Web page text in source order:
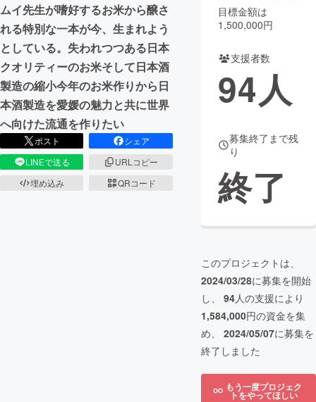
CAMPFIREふるさと納税machi-ya コミュニティ
ムイ先生が嗜好するお米から醸さ
れる特別な一本が今、生まれよう
としている。失われつつある日本
クオリティーのお米そして日本酒
製造の縮小今年のお米作りから日
本酒製造を愛媛の魅力と共に世界
へ向けた流通を作りたい
ポスト
シェア
LINEで送る
URLコピー
埋め込み
QRコード
目標金額は
1,500,000円
支援者数
94人
募集終了まで残
り
終了
このプロジェクトは、
2024/03/28に募集を開始
し、 94人の支援により
1,584,000円の資金を集
め、 2024/05/07に募集を
終了しました
もう一度プロジェク
トをやってほしい